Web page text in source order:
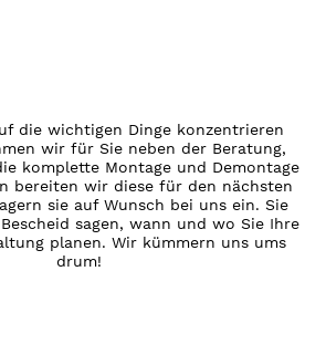
die wichtigen Dinge konzentrieren
wir für Sie neben der Beratung,
komplette Montage und Demontage
bereiten wir diese für den nächsten
sie auf Wunsch bei uns ein. Sie
sagen, wann und wo Sie Ihre
planen. Wir kümmern uns ums
drum!